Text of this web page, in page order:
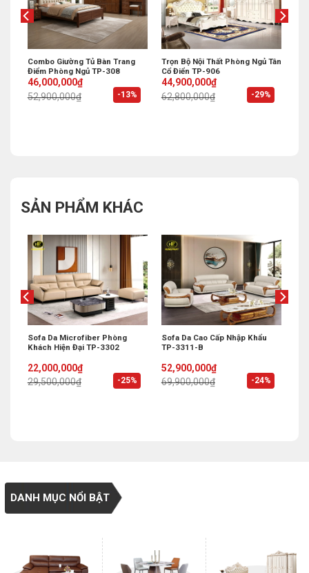
-13%
Combo Giường Tủ Bàn Trang
Điểm Phòng Ngủ TP-308
52,900,000₫
Original
price
was:
46,000,000₫
Current
price
is:
-29%
Trọn Bộ Nội Thất Phòng Ngủ Tân
Cổ Điển TP-906
62,800,000₫
Original
price
was:
44,900,000₫
Current
price
is:
SẢN PHẨM KHÁC
-25%
Sofa Da Microfiber Phòng
Khách Hiện Đại TP-3302
29,500,000₫
Original
price
was:
22,000,000₫
Current
price
is:
-24%
Sofa Da Cao Cấp Nhập Khẩu
TP-3311-B
69,900,000₫
Original
price
was:
52,900,000₫
Current
price
is:
DANH MỤC NỔI BẬT